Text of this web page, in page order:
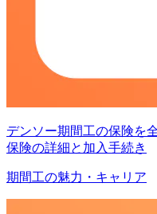
デンソー期間工の保険を
保険の詳細と加入手続き
期間工の魅力・キャリア